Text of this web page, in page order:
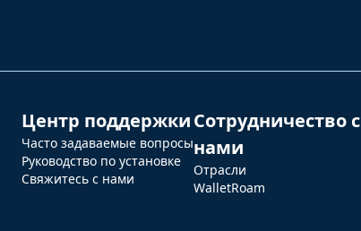
Центр поддержки
Часто задаваемые вопросы
Руководство по установке
Свяжитесь с нами
Сотрудничество с
нами
Отрасли
WalletRoam